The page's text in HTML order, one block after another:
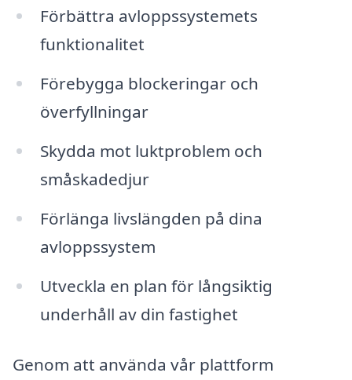
Förbättra avloppssystemets
funktionalitet
Förebygga blockeringar och
överfyllningar
Skydda mot luktproblem och
småskadedjur
Förlänga livslängden på dina
avloppssystem
Utveckla en plan för långsiktig
underhåll av din fastighet
Genom att använda vår plattform